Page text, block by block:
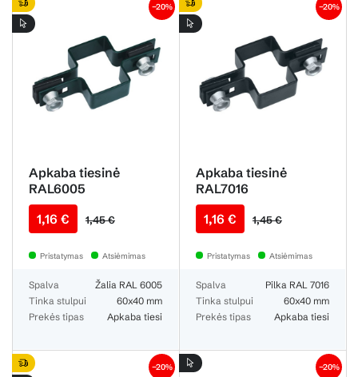
Apkaba tiesinė
RAL6005
1,16 €
1,45 €
Pristatymas Atsiėmimas
Spalva
Žalia RAL 6005
Tinka stulpui
60x40 mm
Prekės tipas
Apkaba tiesi
−20%
Apkaba tiesinė
RAL7016
1,16 €
1,45 €
Pristatymas Atsiėmimas
Spalva
Pilka RAL 7016
Tinka stulpui
60x40 mm
Prekės tipas
Apkaba tiesi
−20%
−20% −20%